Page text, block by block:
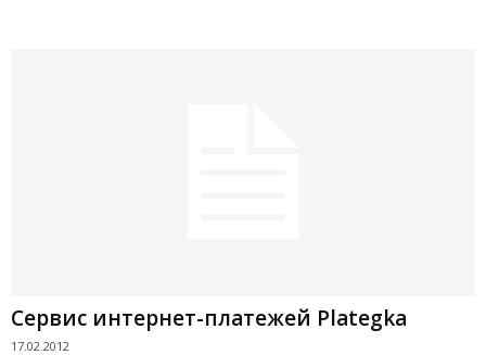
Сервис интернет-платежей Plategka
17.02.2012